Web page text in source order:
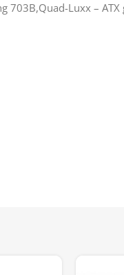
703B,Quad-Luxx – ATX